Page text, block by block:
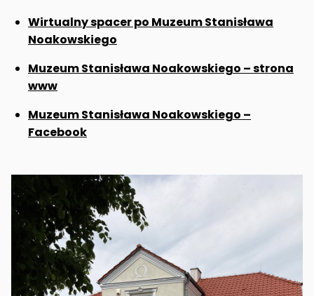
Wirtualny spacer po Muzeum Stanisława
Noakowskiego
Muzeum Stanisława Noakowskiego – strona
www
Muzeum Stanisława Noakowskiego –
Facebook